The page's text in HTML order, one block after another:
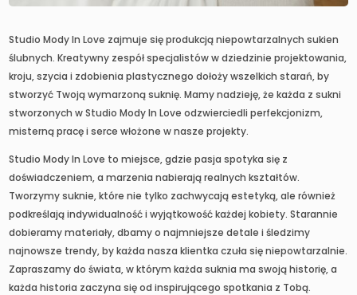
Studio Mody In Love zajmuje się produkcją niepowtarzalnych sukien
ślubnych. Kreatywny zespół specjalistów w dziedzinie projektowania,
kroju, szycia i zdobienia plastycznego dołoży wszelkich starań, by
stworzyć Twoją wymarzoną suknię. Mamy nadzieję, że każda z sukni
stworzonych w Studio Mody In Love odzwierciedli perfekcjonizm,
misterną pracę i serce włożone w nasze projekty.
Studio Mody In Love to miejsce, gdzie pasja spotyka się z
doświadczeniem, a marzenia nabierają realnych kształtów.
Tworzymy suknie, które nie tylko zachwycają estetyką, ale również
podkreślają indywidualność i wyjątkowość każdej kobiety. Starannie
dobieramy materiały, dbamy o najmniejsze detale i śledzimy
najnowsze trendy, by każda nasza klientka czuła się niepowtarzalnie.
Zapraszamy do świata, w którym każda suknia ma swoją historię, a
każda historia zaczyna się od inspirującego spotkania z Tobą.